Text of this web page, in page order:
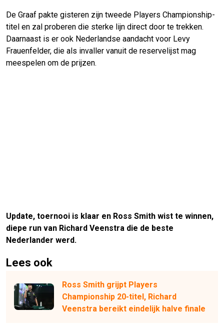
De Graaf pakte gisteren zijn tweede Players Championship-
titel en zal proberen die sterke lijn direct door te trekken.
Daarnaast is er ook Nederlandse aandacht voor Levy
Frauenfelder, die als invaller vanuit de reservelijst mag
meespelen om de prijzen.
Update, toernooi is klaar en Ross Smith wist te winnen,
diepe run van Richard Veenstra die de beste
Nederlander werd.
Lees ook
Ross Smith grijpt Players
Championship 20-titel, Richard
Veenstra bereikt eindelijk halve finale